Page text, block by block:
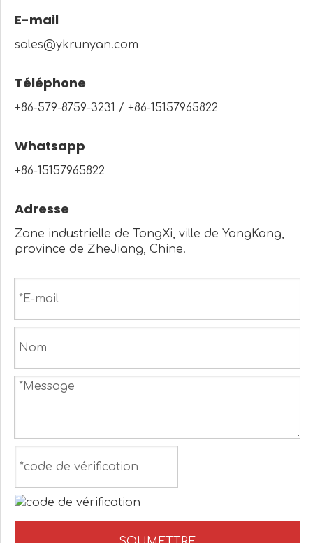
E-mail
sales@ykrunyan.com
Téléphone
+86-579-8759-3231 / +86-15157965822
Whatsapp
+86-15157965822
Adresse
Zone industrielle de TongXi, ville de YongKang,
province de ZheJiang, Chine.